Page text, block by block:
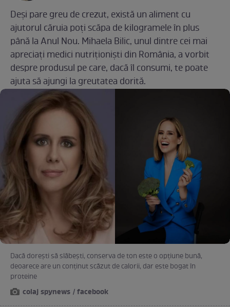
Deși pare greu de crezut, există un aliment cu
ajutorul căruia poți scăpa de kilogramele în plus
până la Anul Nou. Mihaela Bilic, unul dintre cei mai
apreciați medici nutriționiști din România, a vorbit
despre produsul pe care, dacă îl consumi, te poate
ajuta să ajungi la greutatea dorită.
Dacă dorești să slăbești, conserva de ton este o opțiune bună,
deoarece are un conținut scăzut de calorii, dar este bogat în
proteine
colaj spynews / facebook